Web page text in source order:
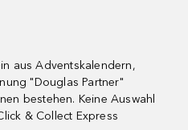
aus Adventskalendern,
"Douglas Partner"
bestehen. Keine Auswahl
& Collect Express